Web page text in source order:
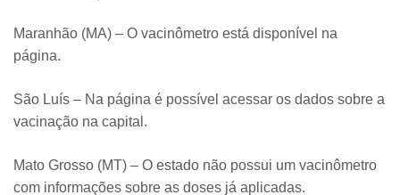
Maranhão (MA) – O vacinômetro está disponível na
página.
São Luís – Na página é possível acessar os dados sobre a
vacinação na capital.
Mato Grosso (MT) – O estado não possui um vacinômetro
com informações sobre as doses já aplicadas.